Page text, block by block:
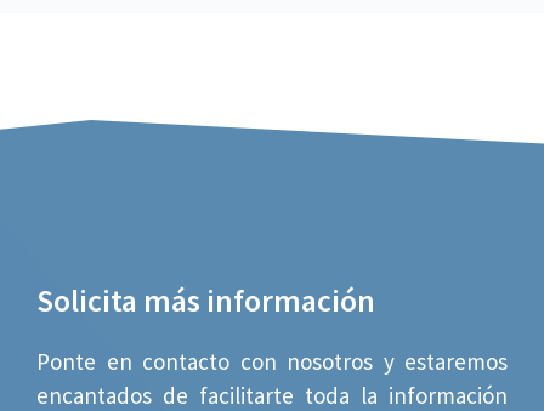
Solicita más información
Ponte en contacto con nosotros y estaremos
encantados de facilitarte toda la información